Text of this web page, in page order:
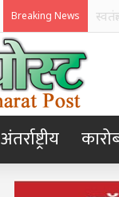
Breaking News
अंतर्राष्ट्रीय